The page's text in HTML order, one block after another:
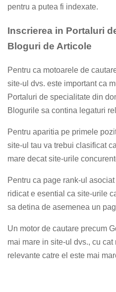
pentru a putea fi indexate.
Inscrierea in Portaluri
Bloguri de Articole
Pentru ca motoarele de
site-ul dvs. este important ca
Portaluri de specialitate din
Blogurile sa contina legaturi
Pentru aparitia pe primele
site-ul tau va trebui clasificat
mare decat site-urile
Pentru ca page rank-ul
ridicat e esential ca site-urile
sa detina de asemenea un
Un motor de cautare precum
mai mare in site-ul dvs., cu
relevante catre el este mai